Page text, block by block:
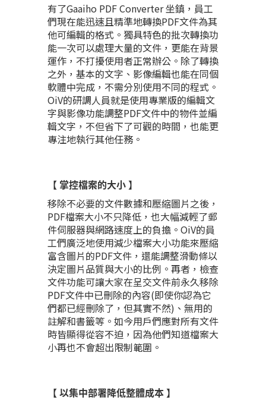
有了Gaaiho PDF Converter 坐鎮，員工
們現在能迅速且精準地轉換PDF文件為其
他可編輯的格式。獨具特色的批次轉換功
能一次可以處理大量的文件，更能在背景
運作，不打擾使用者正常辦公。除了轉換
之外，基本的文字、影像編輯也能在同個
軟體中完成，不需分別使用不同的程式。
OiV的研調人員就是使用專業版的編輯文
字與影像功能調整PDF文件中的物件並編
輯文字，不但省下了可觀的時間，也能更
專注地執行其他任務。
【 掌控檔案的大小 】
移除不必要的文件數據和壓縮圖片之後，
PDF檔案大小不只降低，也大幅減輕了郵
件伺服器與網路速度上的負擔。OiV的員
工們廣泛地使用減少檔案大小功能來壓縮
富含圖片的PDF文件，還能調整滑動條以
決定圖片品質與大小的比例。再者，檢查
文件功能可讓大家在呈交文件前永久移除
PDF文件中已刪除的內容(即使你認為它
們都已經刪除了，但其實不然)、無用的
註解和書籤等。如今用戶們應對所有文件
時皆顯得從容不迫，因為他們知道檔案大
小再也不會超出限制範圍。
【 以集中部署降低整體成本 】